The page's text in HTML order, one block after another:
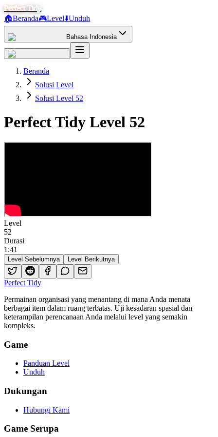
Perfect Tidy
🏠Beranda🎮Level⬇️Unduh
Bahasa Indonesia
Beranda
Solusi Level
Solusi Level 52
Perfect Tidy Level 52
Level
52
Durasi
1 :41
Level Sebelumnya Level Berikutnya
Perfect Tidy
Permainan organisasi yang menantang di mana Anda menata
berbagai item dalam ruang terbatas. Uji kesadaran spasial dan
keterampilan perencanaan Anda melalui level yang semakin
kompleks.
Game
Panduan Level
Unduh
Dukungan
Hubungi Kami
Game Serupa